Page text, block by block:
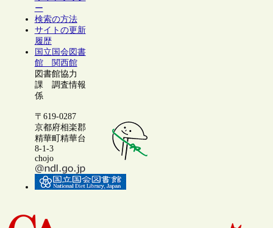
ー
検索の方法
サイトの更新
履歴
国立国会図書
館 関西館
図書館協力
課 調査情報
係
〒619-0287
京都府相楽郡
精華町精華台
8-1-3
chojo